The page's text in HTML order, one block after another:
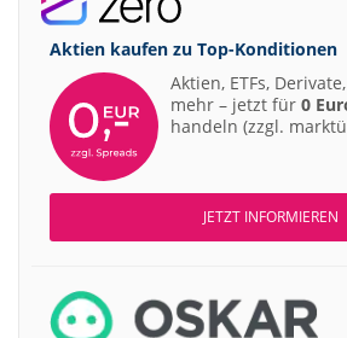
Aktien kaufen zu Top-Konditionen
Aktien, ETFs,
mehr – jetzt für 0
handeln (zzgl.
JETZT INFORMIEREN